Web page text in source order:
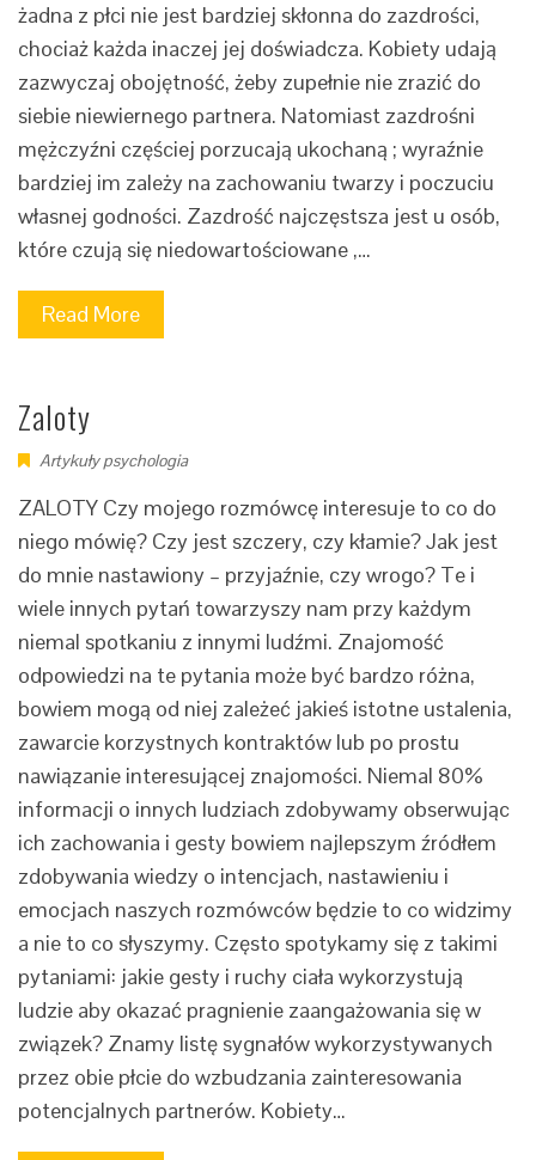
żadna z płci nie jest bardziej skłonna do zazdrości,
chociaż każda inaczej jej doświadcza. Kobiety udają
zazwyczaj obojętność, żeby zupełnie nie zrazić do
siebie niewiernego partnera. Natomiast zazdrośni
mężczyźni częściej porzucają ukochaną ; wyraźnie
bardziej im zależy na zachowaniu twarzy i poczuciu
własnej godności. Zazdrość najczęstsza jest u osób,
które czują się niedowartościowane ,…
Read More
Zaloty
Artykuły psychologia
ZALOTY Czy mojego rozmówcę interesuje to co do
niego mówię? Czy jest szczery, czy kłamie? Jak jest
do mnie nastawiony – przyjaźnie, czy wrogo? Te i
wiele innych pytań towarzyszy nam przy każdym
niemal spotkaniu z innymi ludźmi. Znajomość
odpowiedzi na te pytania może być bardzo różna,
bowiem mogą od niej zależeć jakieś istotne ustalenia,
zawarcie korzystnych kontraktów lub po prostu
nawiązanie interesującej znajomości. Niemal 80%
informacji o innych ludziach zdobywamy obserwując
ich zachowania i gesty bowiem najlepszym źródłem
zdobywania wiedzy o intencjach, nastawieniu i
emocjach naszych rozmówców będzie to co widzimy
a nie to co słyszymy. Często spotykamy się z takimi
pytaniami: jakie gesty i ruchy ciała wykorzystują
ludzie aby okazać pragnienie zaangażowania się w
związek? Znamy listę sygnałów wykorzystywanych
przez obie płcie do wzbudzania zainteresowania
potencjalnych partnerów. Kobiety…